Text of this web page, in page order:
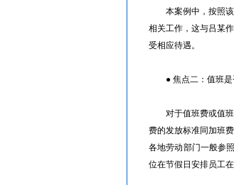
本案例中，按照该
相关工作，这与吕某
受相应待遇。
● 焦点二：值班是
对于值班费或值班
费的发放标准同加班
各地劳动部门一般参
位在节假日安排员工